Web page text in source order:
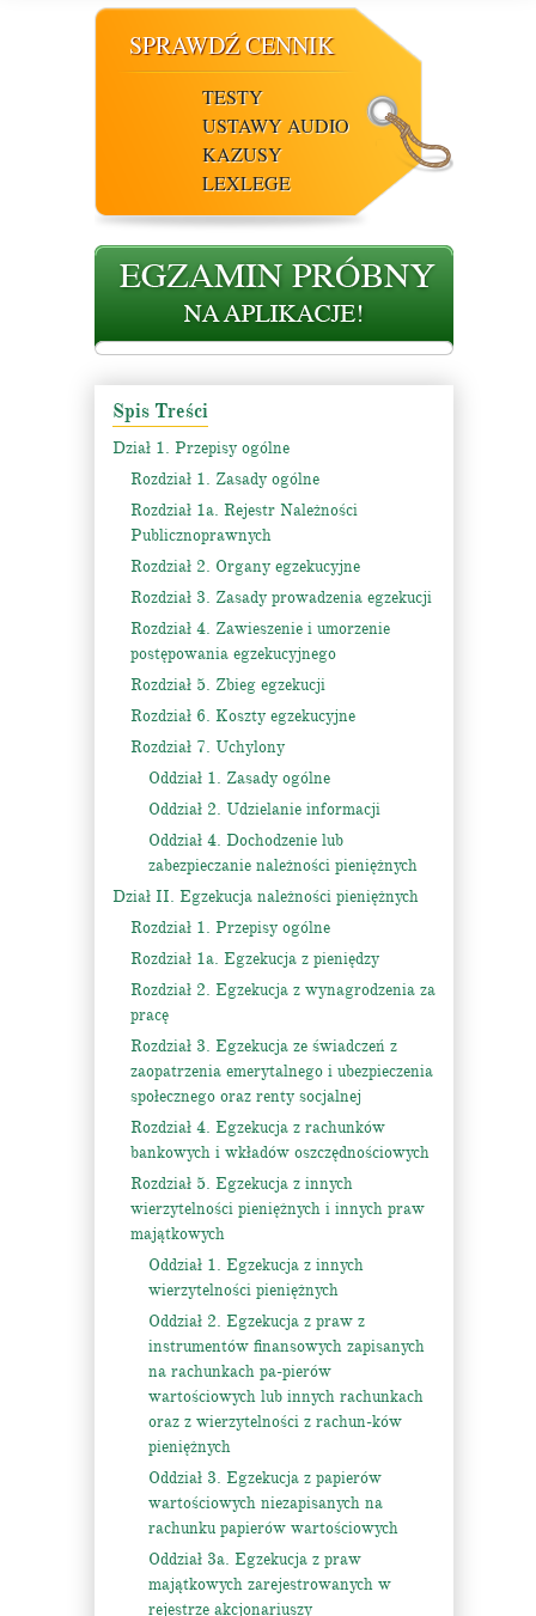
SPRAWDŹ CENNIK
TESTY
USTAWY AUDIO
KAZUSY
LEXLEGE
Spis Treści
Dział 1. Przepisy ogólne
Rozdział 1. Zasady ogólne
Rozdział 1a. Rejestr Należności
Publicznoprawnych
Rozdział 2. Organy egzekucyjne
Rozdział 3. Zasady prowadzenia egzekucji
Rozdział 4. Zawieszenie i umorzenie
postępowania egzekucyjnego
Rozdział 5. Zbieg egzekucji
Rozdział 6. Koszty egzekucyjne
Rozdział 7. Uchylony
Oddział 1. Zasady ogólne
Oddział 2. Udzielanie informacji
Oddział 4. Dochodzenie lub
zabezpieczanie należności pieniężnych
Dział II. Egzekucja należności pieniężnych
Rozdział 1. Przepisy ogólne
Rozdział 1a. Egzekucja z pieniędzy
Rozdział 2. Egzekucja z wynagrodzenia za
pracę
Rozdział 3. Egzekucja ze świadczeń z
zaopatrzenia emerytalnego i ubezpieczenia
społecznego oraz renty socjalnej
Rozdział 4. Egzekucja z rachunków
bankowych i wkładów oszczędnościowych
Rozdział 5. Egzekucja z innych
wierzytelności pieniężnych i innych praw
majątkowych
Oddział 1. Egzekucja z innych
wierzytelności pieniężnych
Oddział 2. Egzekucja z praw z
instrumentów finansowych zapisanych
na rachunkach pa-pierów
wartościowych lub innych rachunkach
oraz z wierzytelności z rachun-ków
pieniężnych
Oddział 3. Egzekucja z papierów
wartościowych niezapisanych na
rachunku papierów wartościowych
Oddział 3a. Egzekucja z praw
majątkowych zarejestrowanych w
rejestrze akcjonariuszy